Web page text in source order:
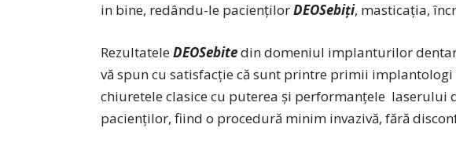
in bine, redându-le paciențilorDEOSebiți, masticația,
RezultateleDEOSebitedin domeniul implanturilor
vă spun cu satisfacție că sunt printre primii
chiuretele clasice cu puterea și performanțele laserului
pacienților, fiind o procedură minim invazivă, fără